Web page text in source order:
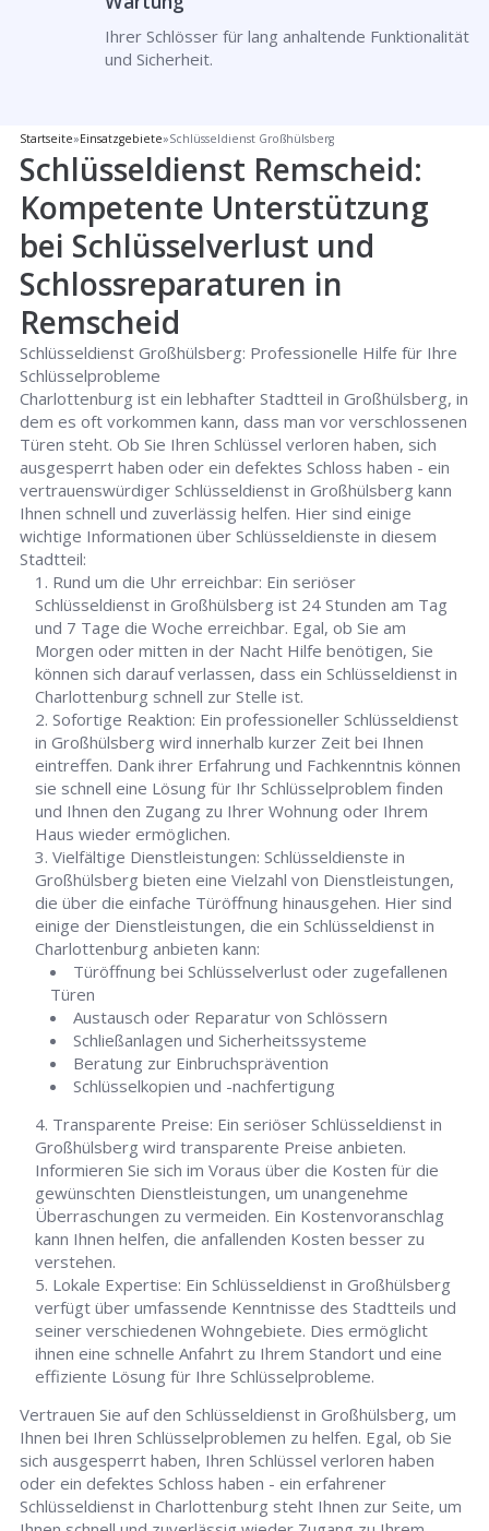
Ihrer Schlösser für lang anhaltende Funktionalität
und Sicherheit.
Startseite»Einsatzgebiete»Schlüsseldienst Großhülsberg
Schlüsseldienst Remscheid:
Kompetente Unterstützung
bei Schlüsselverlust und
Schlossreparaturen in
Remscheid
Schlüsseldienst Großhülsberg: Professionelle Hilfe für Ihre
Schlüsselprobleme
Charlottenburg ist ein lebhafter Stadtteil in Großhülsberg, in
dem es oft vorkommen kann, dass man vor verschlossenen
Türen steht. Ob Sie Ihren Schlüssel verloren haben, sich
ausgesperrt haben oder ein defektes Schloss haben - ein
vertrauenswürdiger Schlüsseldienst in Großhülsberg kann
Ihnen schnell und zuverlässig helfen. Hier sind einige
wichtige Informationen über Schlüsseldienste in diesem
Stadtteil:
Rund um die Uhr erreichbar: Ein seriöser
Schlüsseldienst in Großhülsberg ist 24 Stunden am Tag
und 7 Tage die Woche erreichbar. Egal, ob Sie am
Morgen oder mitten in der Nacht Hilfe benötigen, Sie
können sich darauf verlassen, dass ein Schlüsseldienst in
Charlottenburg schnell zur Stelle ist.
Sofortige Reaktion: Ein professioneller Schlüsseldienst
in Großhülsberg wird innerhalb kurzer Zeit bei Ihnen
eintreffen. Dank ihrer Erfahrung und Fachkenntnis können
sie schnell eine Lösung für Ihr Schlüsselproblem finden
und Ihnen den Zugang zu Ihrer Wohnung oder Ihrem
Haus wieder ermöglichen.
Vielfältige Dienstleistungen: Schlüsseldienste in
Großhülsberg bieten eine Vielzahl von Dienstleistungen,
die über die einfache Türöffnung hinausgehen. Hier sind
einige der Dienstleistungen, die ein Schlüsseldienst in
Charlottenburg anbieten kann:
Türöffnung bei Schlüsselverlust oder zugefallenen
Türen
Austausch oder Reparatur von Schlössern
Schließanlagen und Sicherheitssysteme
Beratung zur Einbruchsprävention
Schlüsselkopien und -nachfertigung
Transparente Preise: Ein seriöser Schlüsseldienst in
Großhülsberg wird transparente Preise anbieten.
Informieren Sie sich im Voraus über die Kosten für die
gewünschten Dienstleistungen, um unangenehme
Überraschungen zu vermeiden. Ein Kostenvoranschlag
kann Ihnen helfen, die anfallenden Kosten besser zu
verstehen.
Lokale Expertise: Ein Schlüsseldienst in Großhülsberg
verfügt über umfassende Kenntnisse des Stadtteils und
seiner verschiedenen Wohngebiete. Dies ermöglicht
ihnen eine schnelle Anfahrt zu Ihrem Standort und eine
effiziente Lösung für Ihre Schlüsselprobleme.
Vertrauen Sie auf den Schlüsseldienst in Großhülsberg, um
Ihnen bei Ihren Schlüsselproblemen zu helfen. Egal, ob Sie
sich ausgesperrt haben, Ihren Schlüssel verloren haben
oder ein defektes Schloss haben - ein erfahrener
Schlüsseldienst in Charlottenburg steht Ihnen zur Seite, um